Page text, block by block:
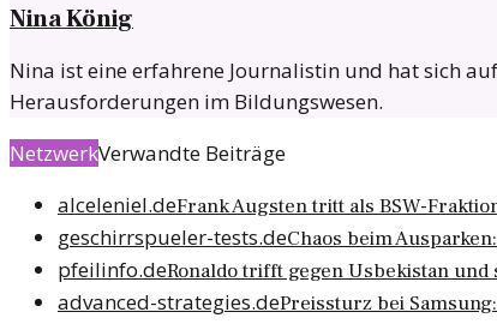
Nina König
Nina ist eine erfahrene Journalistin und hat sich
Herausforderungen im Bildungswesen.
NetzwerkVerwandte Beiträge
alceleniel.deFrank Augsten tritt als BSW-
geschirrspueler-tests.deChaos beim
pfeilinfo.deRonaldo trifft gegen Usbekistan und
advanced-strategies.dePreissturz bei